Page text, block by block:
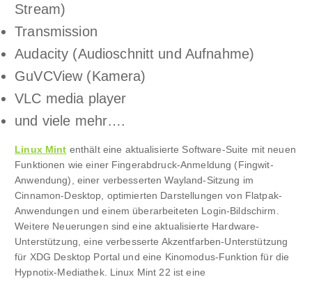
Stream)
Transmission
Audacity (Audioschnitt und Aufnahme)
GuVCView (Kamera)
VLC media player
und viele mehr….
Linux Mint enthält eine aktualisierte Software-Suite mit neuen
Funktionen wie einer Fingerabdruck-Anmeldung (Fingwit-
Anwendung), einer verbesserten Wayland-Sitzung im
Cinnamon-Desktop, optimierten Darstellungen von Flatpak-
Anwendungen und einem überarbeiteten Login-Bildschirm.
Weitere Neuerungen sind eine aktualisierte Hardware-
Unterstützung, eine verbesserte Akzentfarben-Unterstützung
für XDG Desktop Portal und eine Kinomodus-Funktion für die
Hypnotix-Mediathek. Linux Mint 22 ist eine